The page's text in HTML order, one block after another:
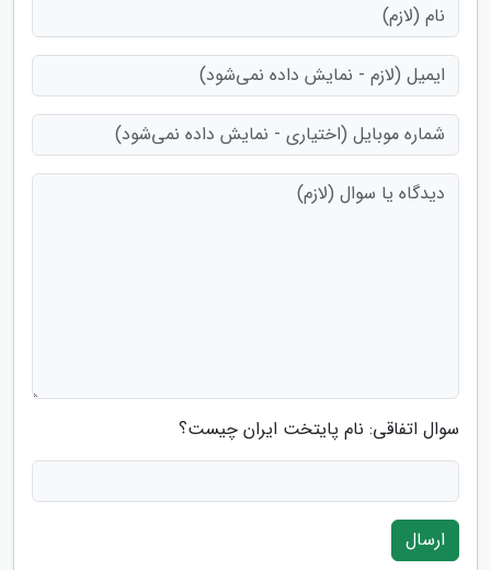
سوال اتفاقی: نام پایتخت ایران چیست؟
ارسال